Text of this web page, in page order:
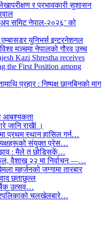
र प्रभावकारी सुशासन
समिट नेपाल-२०२६’ को
युनिभर्स इन्टरनेशनल
मञ्चमा नेपालको गौरव उच्च
Kazi Shrestha receives
the First Position among
प्रहार : निष्पक्ष छानबिनको माग
आबश्यकता
जानि राखैां ।
प्रथम स्थान हासिल गर्न…
संयुक्त प्रेस…
: मैले त छोडिसकें…
वैशाख २२ मा निर्वाचन —…
महर्जनको जग्गामा तारबार
छताछुल्ल
‌उत्सव…
चलखेलबारे…